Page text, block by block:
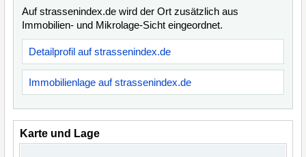
Auf strassenindex.de wird der Ort zusätzlich aus
Immobilien- und Mikrolage-Sicht eingeordnet.
Detailprofil auf strassenindex.de
Immobilienlage auf strassenindex.de
Karte und Lage